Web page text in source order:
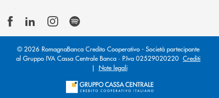
© 2026 RomagnaBanca Credito Cooperativo - Società partecipante
al Gruppo IVA Cassa Centrale Banca · P.Iva 02529020220 Crediti
| Note legali